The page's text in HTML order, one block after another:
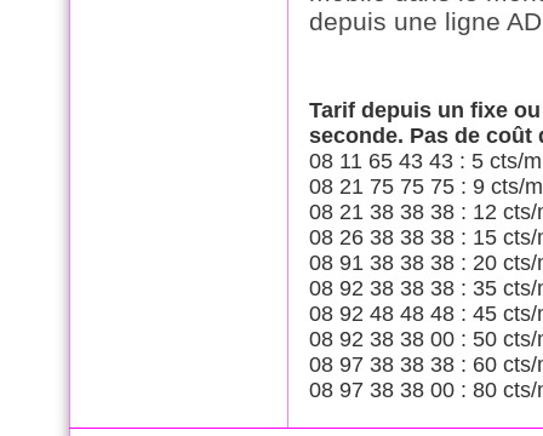
depuis une ligne
Tarif depuis un fixe
seconde. Pas de coût
08 11 65 43 43 : 5 cts/
08 21 75 75 75 : 9 cts/
08 21 38 38 38 : 12 cts/
08 26 38 38 38 : 15 cts/
08 91 38 38 38 : 20 cts/
08 92 38 38 38 : 35 cts/
08 92 48 48 48 : 45 cts/
08 92 38 38 00 : 50 cts/
08 97 38 38 38 : 60 cts/
08 97 38 38 00 : 80 cts/